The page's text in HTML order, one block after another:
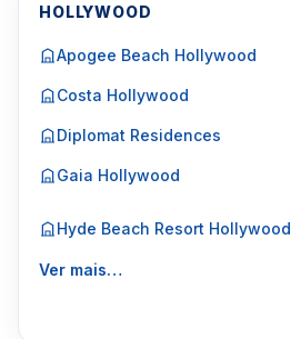
HOLLYWOOD
Apogee Beach Hollywood
Costa Hollywood
Diplomat Residences
Gaia Hollywood
Hyde Beach Resort Hollywood
Ver mais…